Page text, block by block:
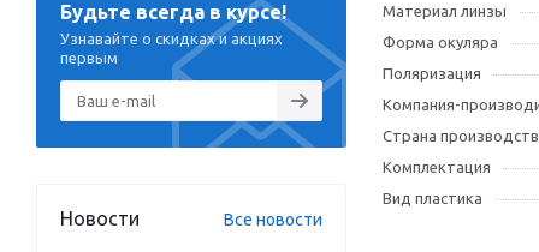
Материал линзы
Форма окуляра
Поляризация
Компания-
Страна
Комплектация
Вид пластика
Будьте всегда в курсе!
Узнавайте о скидках и акциях
первым
Новости Все новости